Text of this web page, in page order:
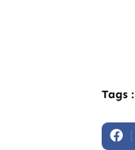
Tags :